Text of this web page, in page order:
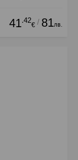
41.42
€ / 81лв.